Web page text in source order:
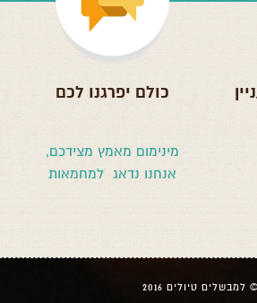
כולם יפרגנו לכם
מינימום מאמץ מצידכם,
אנחנו נדאג למחמאות
טיולים 2016